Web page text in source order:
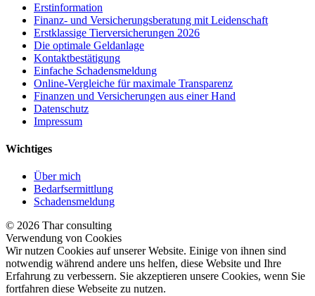
Erstinformation
Finanz- und Versicherungsberatung mit Leidenschaft
Erstklassige Tierversicherungen 2026
Die optimale Geldanlage
Kontaktbestätigung
Einfache Schadensmeldung
Online-Vergleiche für maximale Transparenz
Finanzen und Versicherungen aus einer Hand
Datenschutz
Impressum
Wichtiges
Über mich
Bedarfsermittlung
Schadensmeldung
© 2026 Thar consulting
Verwendung von Cookies
Wir nutzen Cookies auf unserer Website. Einige von ihnen sind
notwendig während andere uns helfen, diese Website und Ihre
Erfahrung zu verbessern. Sie akzeptieren unsere Cookies, wenn Sie
fortfahren diese Webseite zu nutzen.